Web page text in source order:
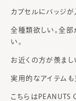
カプセルにバッジが
全種類欲しい。全部
い。
お近くの方が羨まし
実用的なアイテムも
こちらはPEANUTS